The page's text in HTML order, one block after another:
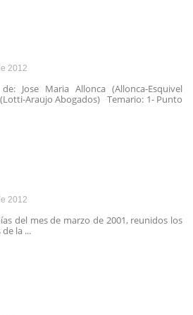
2012
Maria Allonca (Allonca-Esquivel
Araujo Abogados) Temario: 1- Punto
2012
del mes de marzo de 2001, reunidos los
la ...